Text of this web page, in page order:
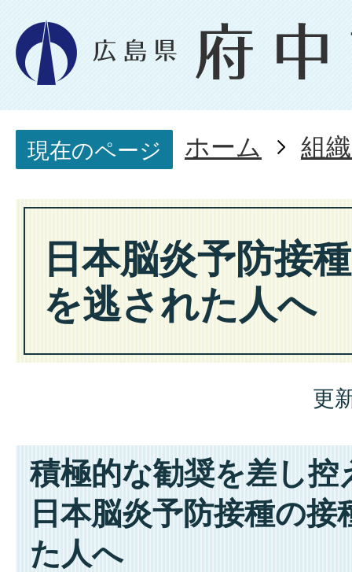
現在のページ ホーム 組
日本脳炎予防接
を逃された人へ
更
積極的な勧奨を差し
日本脳炎予防接種の
た人へ